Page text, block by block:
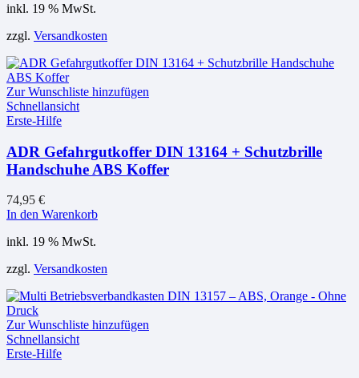
inkl. 19 % MwSt.
zzgl. Versandkosten
Zur Wunschliste hinzufügen
Schnellansicht
Erste-Hilfe
ADR Gefahrgutkoffer DIN 13164 + Schutzbrille
Handschuhe ABS Koffer
74,95 €
In den Warenkorb
inkl. 19 % MwSt.
zzgl. Versandkosten
Zur Wunschliste hinzufügen
Schnellansicht
Erste-Hilfe